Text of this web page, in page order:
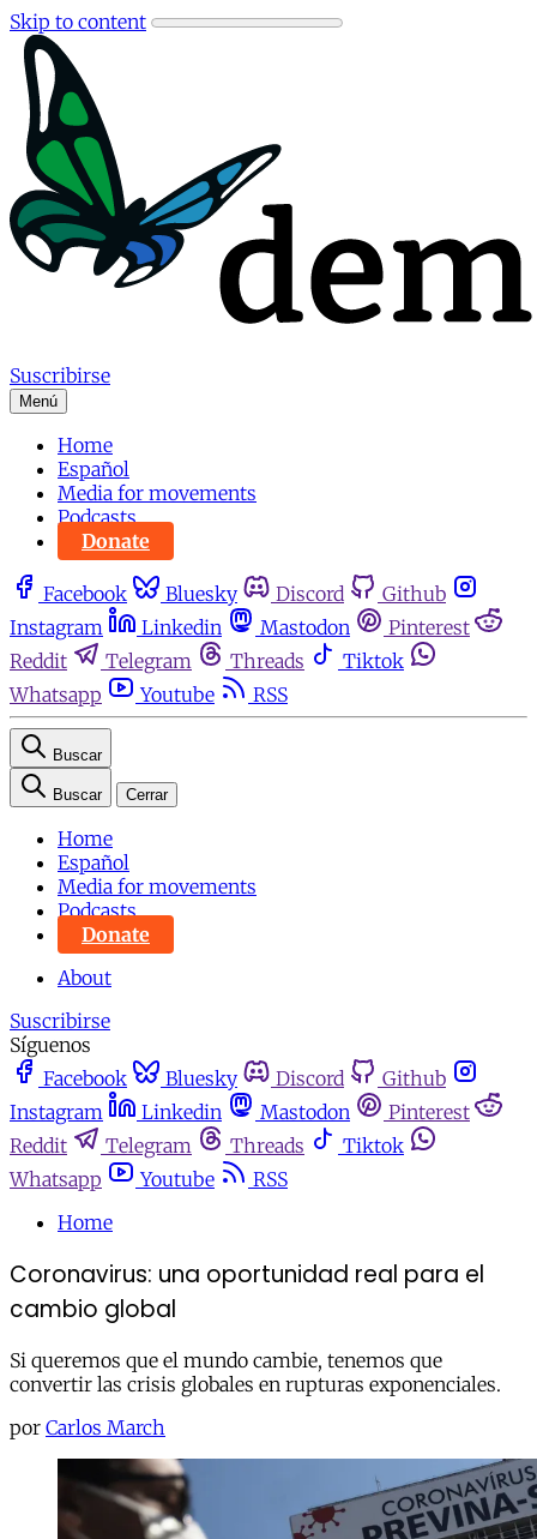
Skip to content
Suscribirse
Menú
Home
Español
Media for movements
Podcasts
Donate
Facebook Bluesky Discord
Github
Instagram
Linkedin Mastodon
Pinterest
Reddit
Telegram Threads
Tiktok
Whatsapp
Youtube RSS
Buscar
Buscar Cerrar
Home
Español
Media for movements
Podcasts
Donate
About
Suscribirse
Síguenos
Facebook
Bluesky Discord
Github
Instagram
Linkedin Mastodon
Pinterest
Reddit
Telegram Threads
Tiktok
Whatsapp
Youtube
RSS
Home
Coronavirus: una oportunidad real para el
cambio global
Si queremos que el mundo cambie, tenemos que
convertir las crisis globales en rupturas exponenciales.
por Carlos March